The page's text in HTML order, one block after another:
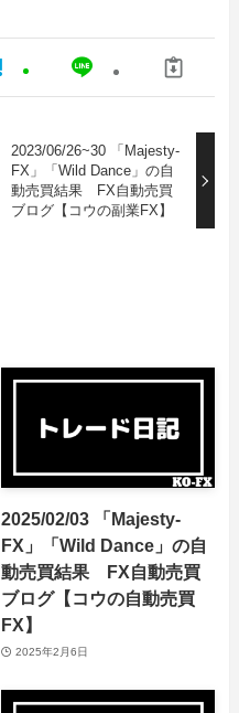
2023/06/26~30 「Majesty-
FX」「Wild Dance」の自
動売買結果 FX自動売買
ブログ【コウの副業FX】
2025/02/03 「Majesty-
FX」「Wild Dance」の自
動売買結果 FX自動売買
ブログ【コウの自動売買
FX】
2025年2月6日